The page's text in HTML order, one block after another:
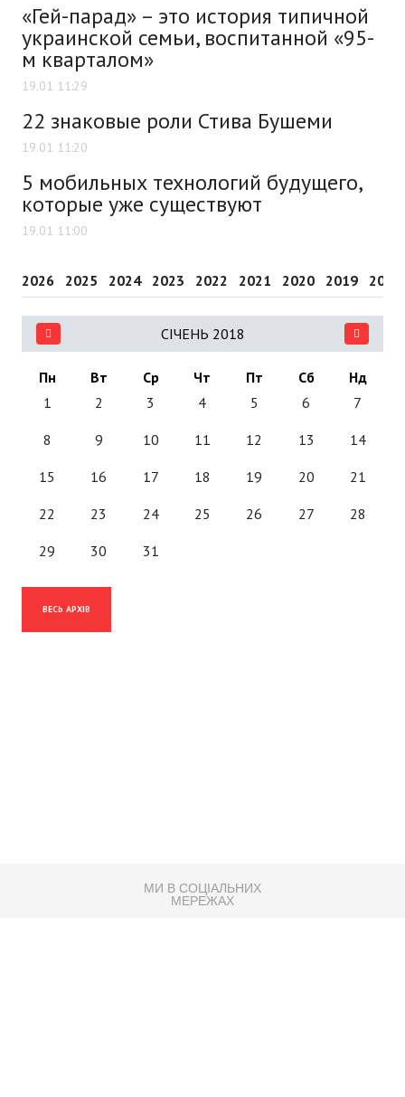
«Гей-парад» – это история типичной
украинской семьи, воспитанной «95-
м кварталом»
19.01 11:29
22 знаковые роли Стива Бушеми
19.01 11:20
5 мобильных технологий будущего,
которые уже существуют
19.01 11:00
2026 2025 2024 2023 2022 2021 2020 2019 2018
СІЧЕНЬ 2018
Пн Вт Ср Чт Пт Сб
Нд
1
2 3 4 5 6 7
8 9 10 11 12 13 14
15 16 17 18 19 20 21
22 23 24 25 26 27 28
29 30 31
ВЕСЬ АРХІВ
МИ В СОЦІАЛЬНИХ
МЕРЕЖАХ